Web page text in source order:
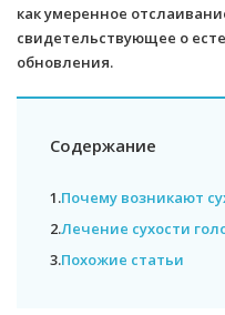
как умеренное
свидетельствующее о
обновления.
Содержание
1.Почему возникают
2.Лечение сухости
3.Похожие статьи